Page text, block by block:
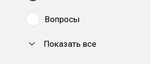
Вопросы
Показать все